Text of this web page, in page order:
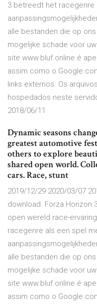
3 betreedt het
alle bestanden die op
mogelijke schade voor
site www.bluf.online é
assim como o
links externos. Os
hospedados neste
2018/06/11
Dynamic seasons
greatest automotive
others to explore
shared open world.
cars. Race, stunt
2019/12/29 2020/03/07
download. Forza Horizon
open wereld race-
racegenre als een spel
alle bestanden die op
mogelijke schade voor
site www.bluf.online é
assim como o